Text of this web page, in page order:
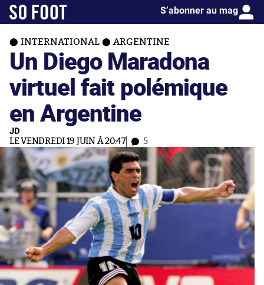
S’abonner au mag
INTERNATIONAL ARGENTINE
Un Diego Maradona
virtuel fait polémique
en Argentine
JD
LE VENDREDI 19 JUIN À 20:47 5